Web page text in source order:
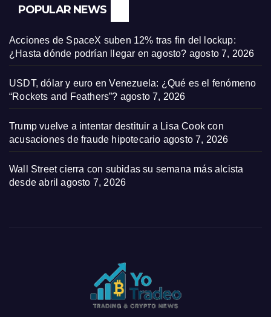
POPULAR NEWS
Acciones de SpaceX suben 12% tras fin del lockup:
¿Hasta dónde podrían llegar en agosto? agosto 7, 2026
USDT, dólar y euro en Venezuela: ¿Qué es el fenómeno
“Rockets and Feathers”? agosto 7, 2026
Trump vuelve a intentar destituir a Lisa Cook con
acusaciones de fraude hipotecario agosto 7, 2026
Wall Street cierra con subidas su semana más alcista
desde abril agosto 7, 2026